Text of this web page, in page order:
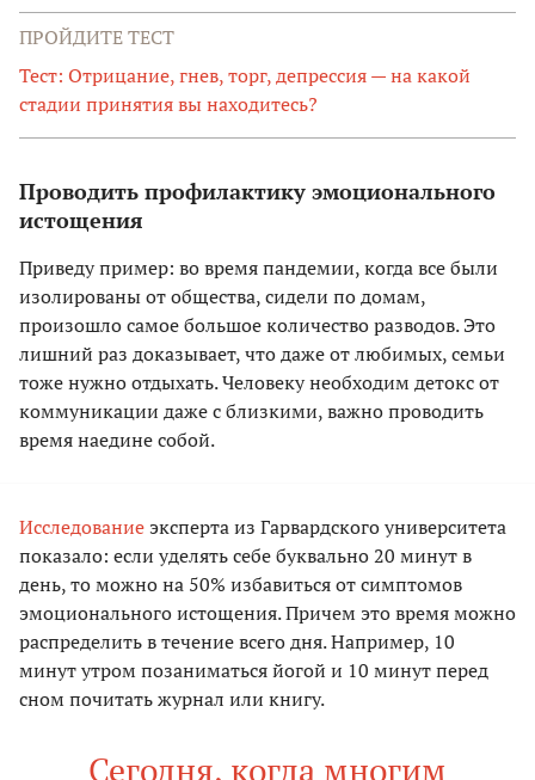
ПРОЙДИТЕ ТЕСТ
Тест: Отрицание, гнев, торг, депрессия — на какой
стадии принятия вы находитесь?
Проводить профилактику эмоционального
истощения
Приведу пример: во время пандемии, когда все были
изолированы от общества, сидели по домам,
произошло самое большое количество разводов. Это
лишний раз доказывает, что даже от любимых, семьи
тоже нужно отдыхать. Человеку необходим детокс от
коммуникации даже с близкими, важно проводить
время наедине собой.
Исследованиеэксперта из Гарвардского университета
показало: если уделять себе буквально 20 минут в
день, то можно на 50% избавиться от симптомов
эмоционального истощения. Причем это время можно
распределить в течение всего дня. Например, 10
минут утром позаниматься йогой и 10 минут перед
сном почитать журнал или книгу.
Сегодня, когда многим